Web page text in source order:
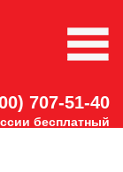
707-51-40
бесплатный